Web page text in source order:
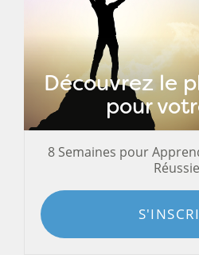
Découvrez le
pour
8 Semaines pour